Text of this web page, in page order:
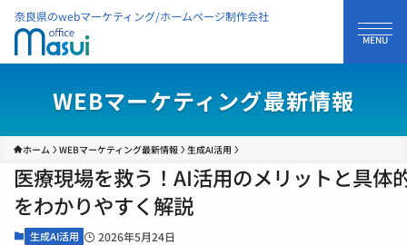
奈良県のwebマーケティング/ホームページ制作会社
WEBマーケティング最新情報
ホーム WEBマーケティング最新情報 生成AI活用
医療現場を救う！AI活用のメリットと具体
をわかりやすく解説
生成AI活用 2026年5月24日